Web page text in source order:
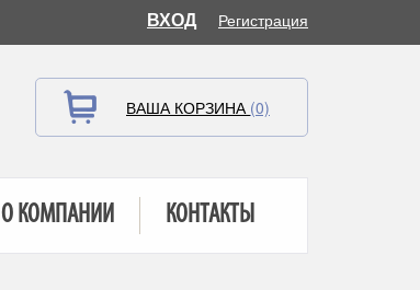
ВХОД Регистрация
ВАША КОРЗИНА (0)
О КОМПАНИИ КОНТАКТЫ